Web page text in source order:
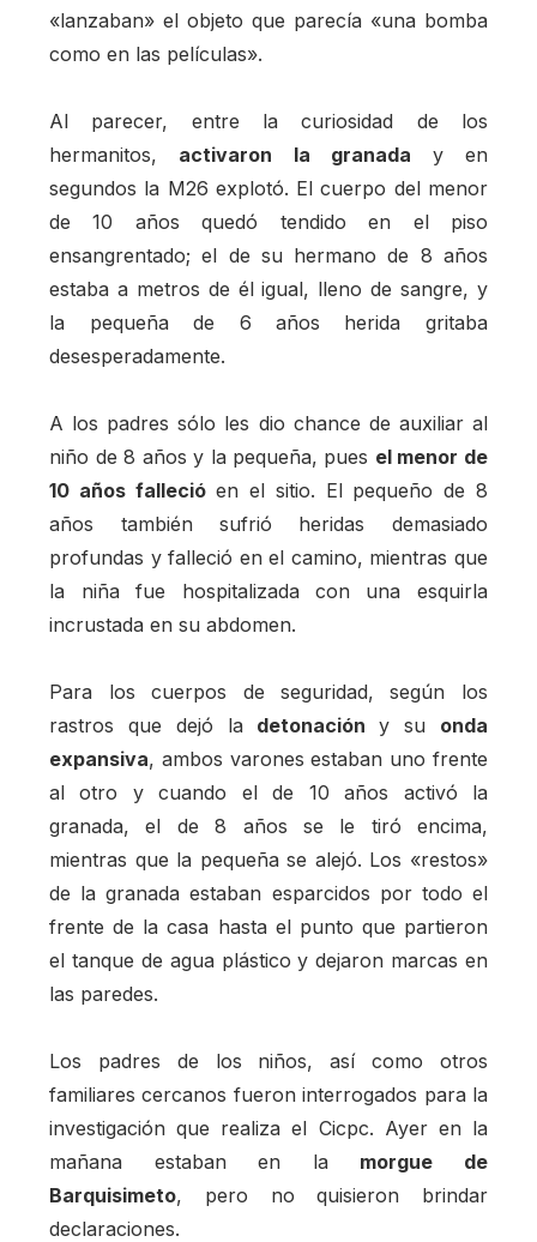
«lanzaban» el objeto que parecía «una bomba
como en las películas».
Al parecer, entre la curiosidad de los
hermanitos, activaron la granada y en
segundos la M26 explotó. El cuerpo del menor
de 10 años quedó tendido en el piso
ensangrentado; el de su hermano de 8 años
estaba a metros de él igual, lleno de sangre, y
la pequeña de 6 años herida gritaba
desesperadamente.
A los padres sólo les dio chance de auxiliar al
niño de 8 años y la pequeña, pues el menor de
10 años fallecióen el sitio. El pequeño de 8
años también sufrió heridas demasiado
profundas y falleció en el camino, mientras que
la niña fue hospitalizada con una esquirla
incrustada en su abdomen.
Para los cuerpos de seguridad, según los
rastros que dejó la detonacióny su onda
expansiva, ambos varones estaban uno frente
al otro y cuando el de 10 años activó la
granada, el de 8 años se le tiró encima,
mientras que la pequeña se alejó. Los «restos»
de la granada estaban esparcidos por todo el
frente de la casa hasta el punto que partieron
el tanque de agua plástico y dejaron marcas en
las paredes.
Los padres de los niños, así como otros
familiares cercanos fueron interrogados para la
investigación que realiza el Cicpc. Ayer en la
mañana estaban en la morgue de
Barquisimeto, pero no quisieron brindar
declaraciones.